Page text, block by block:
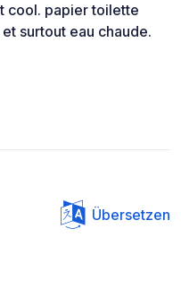
cool. papier toilette
surtout eau chaude.
Übersetzen